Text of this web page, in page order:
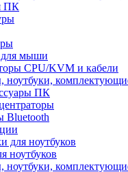
ПК
мыши
CPU/KVM и кабели
ПК
Bluetooth
для ноутбуков
ноутбуков